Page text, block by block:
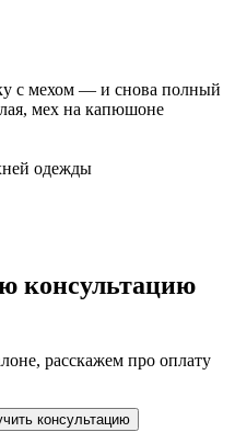
с мехом — и снова полный
мех на капюшоне
консультацию
расскажем про оплату
консультацию